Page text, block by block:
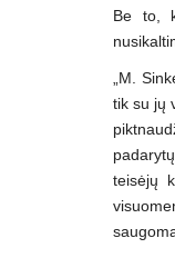
Be to,
„M.
tik su jų
teisėjų